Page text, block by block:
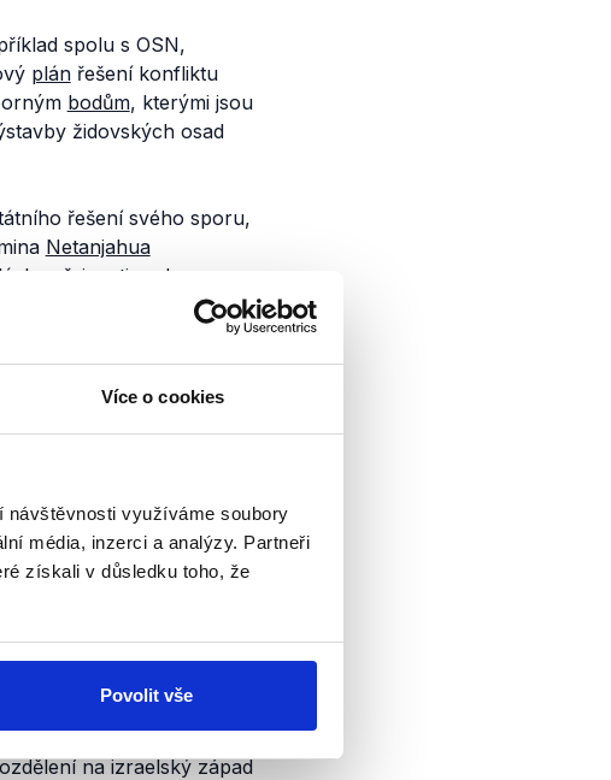
Více o cookies
návštěvnosti využíváme soubory
média, inzerci a analýzy. Partneři
získali v důsledku toho, že
Povolit vše
spolu s OSN,
plánřešení konfliktu
bodům, kterými jsou
židovských osad
řešení svého sporu,
Netanjahua
veřejnosti podpora pro
se mezi oběma stranami
izraelskou válkouvroce
jsou v této
jako centrum svého
na izraelský západ